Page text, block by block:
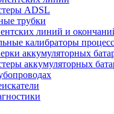
ADSL
трубки
линий и
калибраторы
аккумуляторных
аккумуляторных